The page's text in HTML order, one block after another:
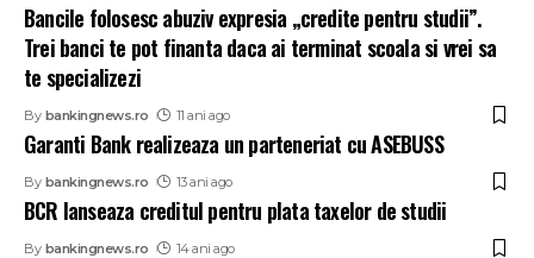
Bancile folosesc abuziv expresia „credite pentru studii”.
Trei banci te pot finanta daca ai terminat scoala si vrei sa
te specializezi
By bankingnews.ro 11 ani ago
Garanti Bank realizeaza un parteneriat cu ASEBUSS
By bankingnews.ro 13 ani ago
BCR lanseaza creditul pentru plata taxelor de studii
By bankingnews.ro 14 ani ago